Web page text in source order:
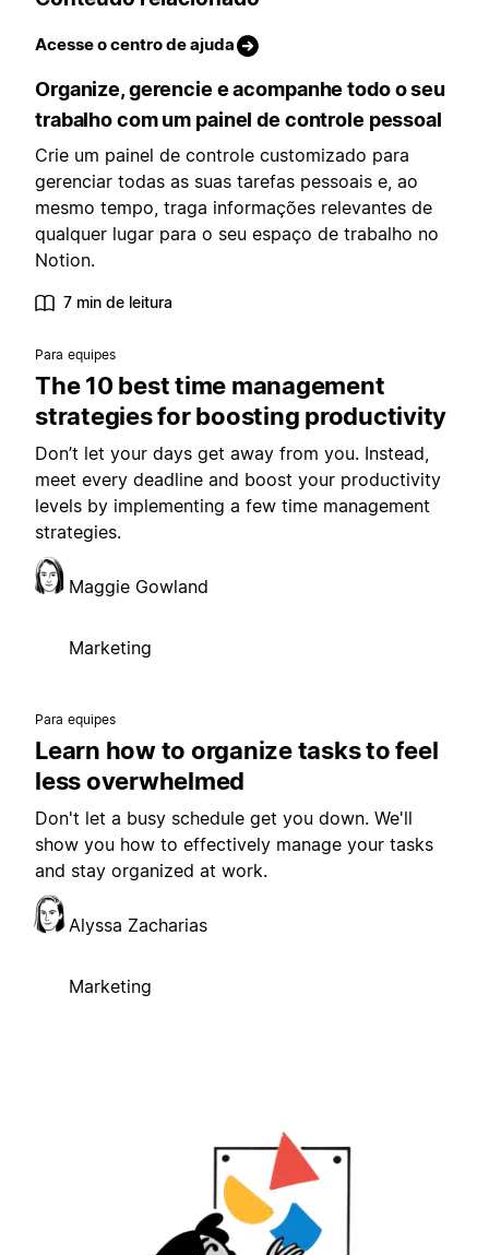
Acesse o centro de ajuda
Organize, gerencie e acompanhe todo o seu
trabalho com um painel de controle pessoal
Crie um painel de controle customizado para
gerenciar todas as suas tarefas pessoais e, ao
mesmo tempo, traga informações relevantes de
qualquer lugar para o seu espaço de trabalho no
Notion.
7 min de leitura
Para equipes
The 10 best time management
strategies for boosting productivity
Don’t let your days get away from you. Instead,
meet every deadline and boost your productivity
levels by implementing a few time management
strategies.
Maggie Gowland
Marketing
Para equipes
Learn how to organize tasks to feel
less overwhelmed
Don't let a busy schedule get you down. We'll
show you how to effectively manage your tasks
and stay organized at work.
Alyssa Zacharias
Marketing